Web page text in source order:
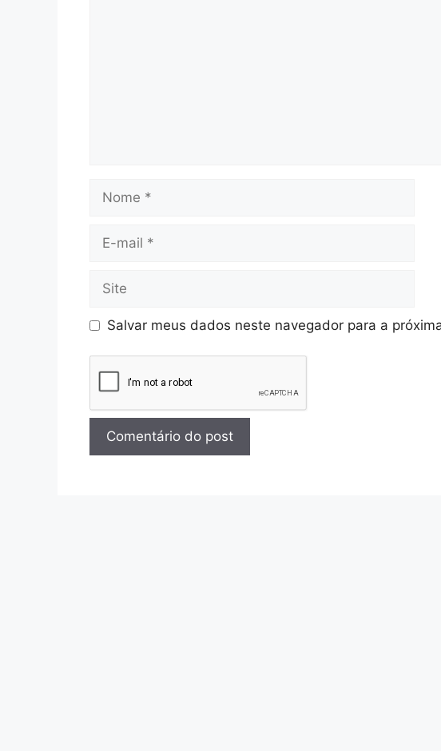
Salvar meus dados neste navegador para a